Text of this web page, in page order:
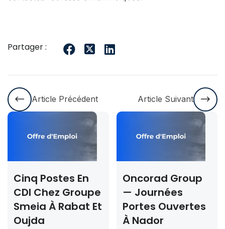
Partager :
Article Précédent Article Suivant
En
Groupe
À Rabat Et
Oncorad Group
— Journées
Portes Ouvertes
À Nador